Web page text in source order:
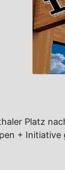
Platz
+ Initiative